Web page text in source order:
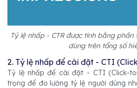
Tỷ lệ nhấp - CTR được tính bằng
dùng trên tổng số
2. Tỷ lệ nhấp để cài đặt - CTI
Tỷ lệ nhấp để cài đặt - CTI (Click-
trọng để đo lường tỷ lệ người dùng